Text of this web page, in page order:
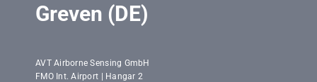
Greven (DE)
AVT Airborne Sensing GmbH
FMO Int. Airport | Hangar 2